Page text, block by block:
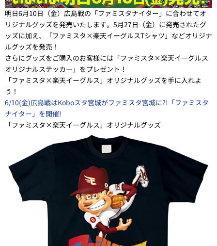
明日6月10日（金）広島戦の「ファミスタナイター」に合わせてオ
リジナルグッズを発売いたします。5月27日（金）に発売されたグ
ッズに加え、「ファミスタ×楽天イーグルスTシャツ」などオリジナ
ルグッズを発売！
さらにグッズをご購入のお客様には「ファミスタ×楽天イーグルス
オリジナルステッカー」をプレゼント！
「ファミスタ×楽天イーグルス」オリジナルグッズを手に入れよ
う！
6/10(金)広島戦はKoboスタ宮城がファミスタ宮城に?!「ファミスタ
ナイター」を開催!
「ファミスタ×楽天イーグルス」オリジナルグッズ